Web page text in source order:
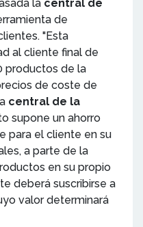
la central de
de
"Esta
al cliente final de
productos de la
de coste de
central de la
supone un ahorro
para el cliente en su
a parte de la
en su propio
deberá suscribirse a
valor determinará